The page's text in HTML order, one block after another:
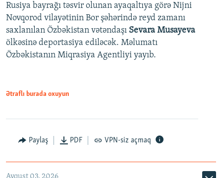
Rusiya bayrağı təsvir olunan ayaqaltıya görə Nijni
Novqorod vilayətinin Bor şəhərində reyd zamanı
saxlanılan Özbəkistan vətəndaşı Sevara Musayeva
ölkəsinə deportasiya ediləcək. Məlumatı
Özbəkistanın Miqrasiya Agentliyi yayıb.
Ətraflı burada oxuyun
Paylaş PDF VPN-siz açmaq